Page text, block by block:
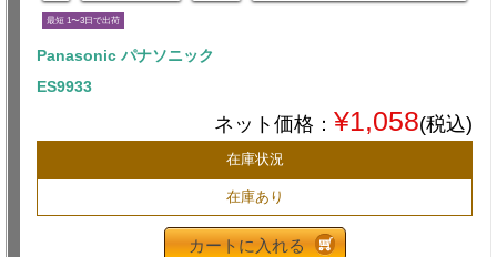
最短 1〜3日で出荷
Panasonic パナソニック
ES9933
ネット価格： ¥1,058(税込)
在庫状況
在庫あり
カートに入れる